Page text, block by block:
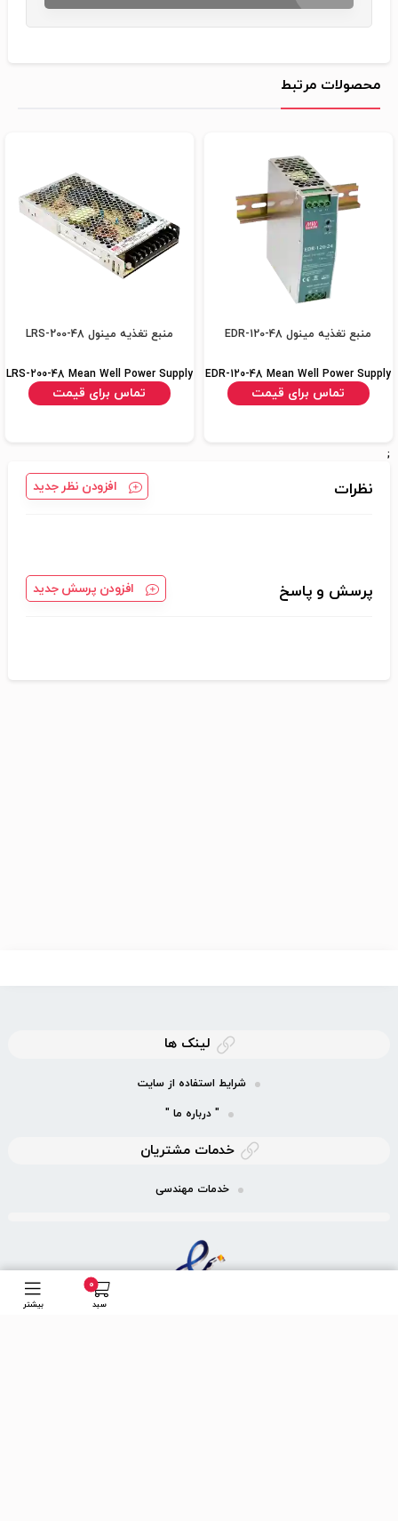
محصولات مرتبط
منبع تغذیه مینول EDR-120-48
EDR-120-48 Mean Well Power Supply
تماس برای قیمت
منبع تغذیه مینول LRS-200-48
LRS-200-48 Mean Well Power Supply
تماس برای قیمت
;
نظرات افزودن نظر جدید
پرسش و پاسخ افزودن پرسش جدید
0
سبد بیشتر
لینک ها
شرایط استفاده از سایت
" درباره ما "
خدمات مشتریان
خدمات مهندسی